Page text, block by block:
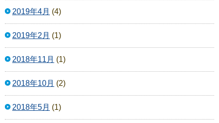
2019年4月 (4)
2019年2月 (1)
2018年11月 (1)
2018年10月 (2)
2018年5月 (1)